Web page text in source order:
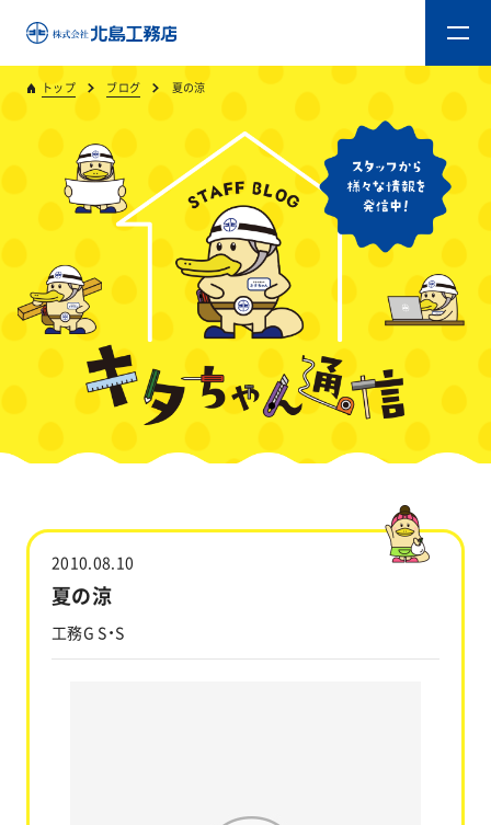
トップ ブログ 夏の涼
2010.08.10
夏の涼
工務G S・S
トップ
キタジマのものづくり
重量木骨造SE構法
新築工事
リフォーム